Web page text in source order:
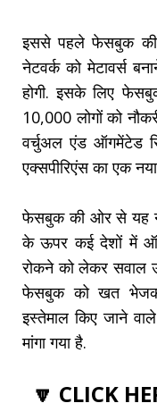
इससे पहले फेसबुक की
नेटवर्क को मेटावर्स
होगी. इसके लिए
10,000 लोगों को
वर्चुअल एंड ऑगमेंटेड
एक्सपीरिएंस का एक
फेसबुक की ओर से यह
के ऊपर कई देशों में
रोकने को लेकर सवाल
फेसबुक को खत
इस्तेमाल किए जाने
मांगा गया है.
🔽 CLICK